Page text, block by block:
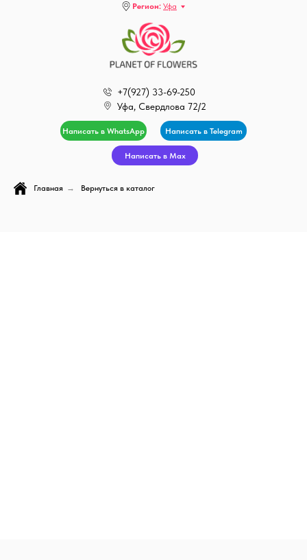
Написать в WhatsApp Написать в Telegram
Написать в Max
+7(927) 33-69-250
Уфа, Свердлова 72/2
Регион: Уфа
Главная → Вернуться в каталог